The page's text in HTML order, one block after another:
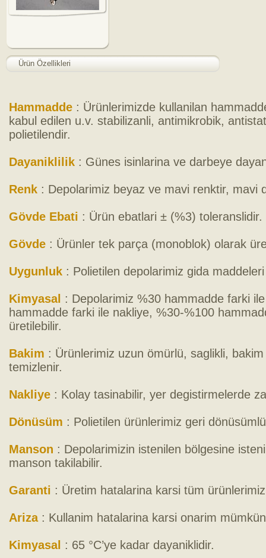
Ürün Özellikleri
Hammadde : Ürünlerimizde kullanilan
kabul edilen u.v. stabilizanli, antimikrobik,
polietilendir.
Dayaniklilik : Günes isinlarina ve darbeye
Renk : Depolarimiz beyaz ve mavi renktir, mavi
Gövde Ebati : Ürün ebatlari ± (%3) toleranslidir.
Gövde : Ürünler tek parça (monoblok) olarak
Uygunluk : Polietilen depolarimiz gida
Kimyasal : Depolarimiz %30 hammadde farki
hammadde farki ile nakliye, %30-%100
üretilebilir.
Bakim : Ürünlerimiz uzun ömürlü, saglikli,
temizlenir.
Nakliye : Kolay tasinabilir, yer degistirmelerde
Dönüsüm : Polietilen ürünlerimiz geri
Manson : Depolarimizin istenilen bölgesine
manson takilabilir.
Garanti : Üretim hatalarina karsi tüm
Ariza : Kullanim hatalarina karsi onarim
Kimyasal : 65 °C’ye kadar dayaniklidir.